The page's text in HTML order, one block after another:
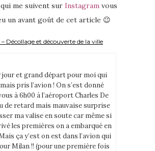
me suivent sur Instagram vous
un avant goût de cet article 😉
– Décollage et découverte de la ville
jour et grand départ pour moi qui
pris l’avion ! On s’est donné
à 6h00 à l’aéroport Charles De
de retard mais mauvaise surprise
ma valise en soute car même si
les premières on a embarqué en
ça y’est on est dans l’avion qui
Milan !! (pour une première fois